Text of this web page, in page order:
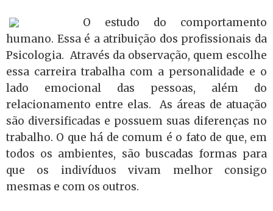
O estudo do comportamento
humano. Essa é a atribuição dos profissionais da
Psicologia. Através da observação, quem escolhe
essa carreira trabalha com a personalidade e o
lado emocional das pessoas, além do
relacionamento entre elas. As áreas de atuação
são diversificadas e possuem suas diferenças no
trabalho. O que há de comum é o fato de que, em
todos os ambientes, são buscadas formas para
que os indivíduos vivam melhor consigo
mesmas e com os outros.